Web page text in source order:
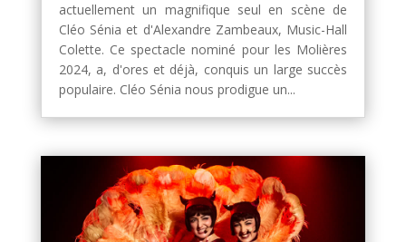
actuellement un magnifique seul en scène de
Cléo Sénia et d'Alexandre Zambeaux, Music-Hall
Colette. Ce spectacle nominé pour les Molières
2024, a, d'ores et déjà, conquis un large succès
populaire. Cléo Sénia nous prodigue un...